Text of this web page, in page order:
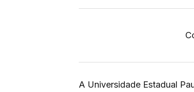
A Universidade Estadual